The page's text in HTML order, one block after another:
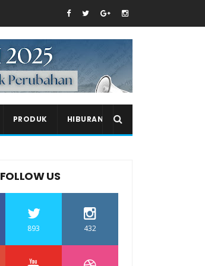
PRODUK HIBURAN
FOLLOW US
893 432